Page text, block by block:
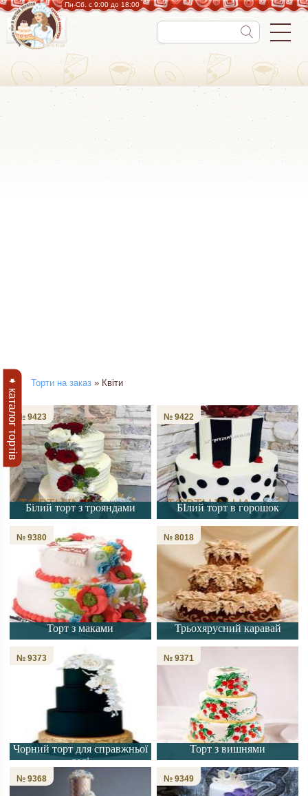
Пн-Cб. с 9:00 до 18:00
Торти на заказ » Квіти
Білий торт з трояндами
№ 9423
БІлий торт в горошок
№ 9422
Торт з маками
№ 9380
Трьохярусний каравай
№ 8018
Чорний торт для справжньої
леді
№ 9373
Торт з вишнями
№ 9371
№ 9368 № 9349
➧ каталог тортів